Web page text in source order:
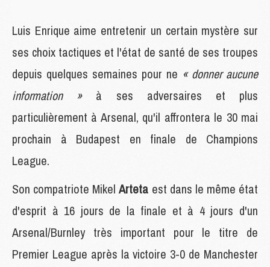
Luis Enrique aime entretenir un certain mystère sur
ses choix tactiques et l'état de santé de ses troupes
depuis quelques semaines pour ne « donner aucune
information »à ses adversaires et plus
particulièrement à Arsenal, qu'il affrontera le 30 mai
prochain à Budapest en finale de Champions
League.
Son compatriote MikelArteta est dans le même état
d'esprit à 16 jours de la finale et à 4 jours d'un
Arsenal/Burnley très important pour le titre de
Premier League après la victoire 3-0 de Manchester